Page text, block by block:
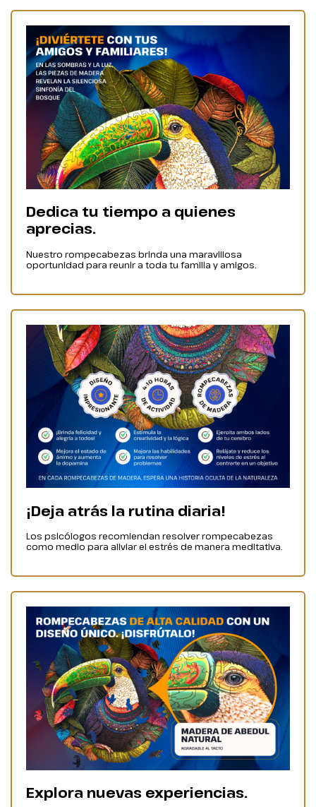
Dedica tu tiempo a quienes
aprecias.
Nuestro rompecabezas brinda una maravillosa
oportunidad para reunir a toda tu familia y amigos.
¡Deja atrás la rutina diaria!
Los psicólogos recomiendan resolver rompecabezas
como medio para aliviar el estrés de manera meditativa.
Explora nuevas experiencias.